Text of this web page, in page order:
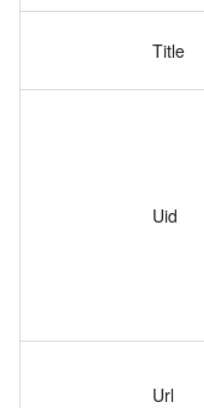
Title
Uid
Url